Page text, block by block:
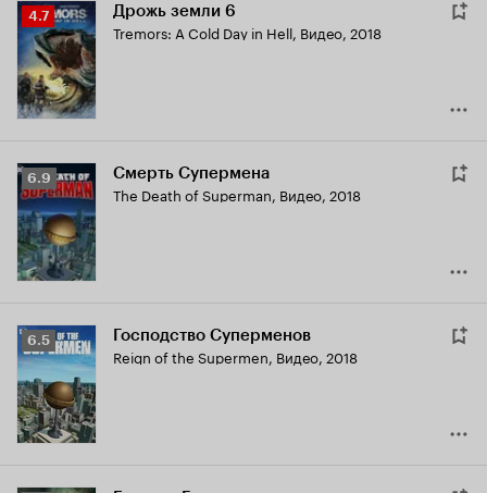
Рейтинг
Кинопоиска
4.7
4.7 Дрожь земли 6
Tremors: A Cold Day in Hell, Видео, 2018
Рейтинг
Кинопоиска
6.9
6.9 Смерть Супермена
The Death of Superman, Видео, 2018
Рейтинг
Кинопоиска
6.5
6.5 Господство Суперменов
Reign of the Supermen, Видео, 2018